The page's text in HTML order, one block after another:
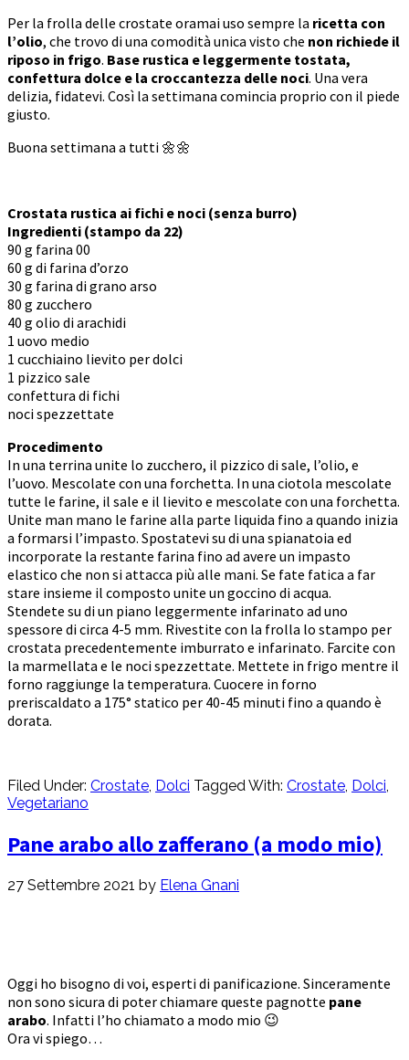
Per la frolla delle crostate oramai uso sempre la ricetta con
l’olio, che trovo di una comodità unica visto che non richiede il
riposo in frigo. Base rustica e leggermente tostata,
confettura dolce e la croccantezza delle noci. Una vera
delizia, fidatevi. Così la settimana comincia proprio con il piede
giusto.
Buona settimana a tutti 🌼🌼
Crostata rustica ai fichi e noci (senza burro)
Ingredienti (stampo da 22)
90 g farina 00
60 g di farina d’orzo
30 g farina di grano arso
80 g zucchero
40 g olio di arachidi
1 uovo medio
1 cucchiaino lievito per dolci
1 pizzico sale
confettura di fichi
noci spezzettate
Procedimento
In una terrina unite lo zucchero, il pizzico di sale, l’olio, e
l’uovo. Mescolate con una forchetta. In una ciotola mescolate
tutte le farine, il sale e il lievito e mescolate con una forchetta.
Unite man mano le farine alla parte liquida fino a quando inizia
a formarsi l’impasto. Spostatevi su di una spianatoia ed
incorporate la restante farina fino ad avere un impasto
elastico che non si attacca più alle mani. Se fate fatica a far
stare insieme il composto unite un goccino di acqua.
Stendete su di un piano leggermente infarinato ad uno
spessore di circa 4-5 mm. Rivestite con la frolla lo stampo per
crostata precedentemente imburrato e infarinato. Farcite con
la marmellata e le noci spezzettate. Mettete in frigo mentre il
forno raggiunge la temperatura. Cuocere in forno
preriscaldato a 175° statico per 40-45 minuti fino a quando è
dorata.
Filed Under: Crostate, Dolci Tagged With: Crostate, Dolci,
Vegetariano
Pane arabo allo zafferano (a modo mio)
27 Settembre 2021 by Elena Gnani
Oggi ho bisogno di voi, esperti di panificazione. Sinceramente
non sono sicura di poter chiamare queste pagnotte pane
arabo. Infatti l’ho chiamato a modo mio 😉
Ora vi spiego…